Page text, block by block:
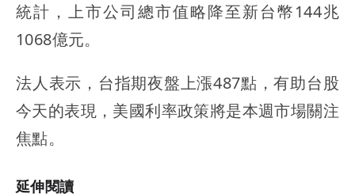
統計，上市公司總市值略降至新台幣144兆
1068億元。
法人表示，台指期夜盤上漲487點，有助台股
今天的表現，美國利率政策將是本週市場關注
焦點。
延伸閱讀